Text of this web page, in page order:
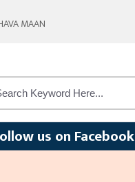
MAAN
us on Facebook